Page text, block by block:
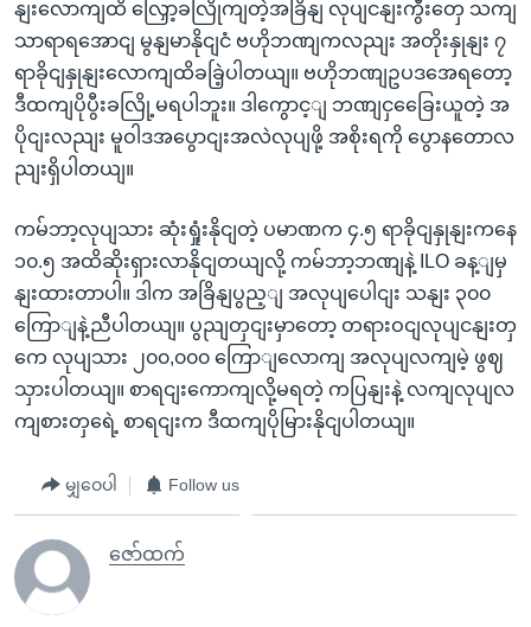
နျးလောကျထိ လြှော့ခလြိုကျတဲ့အခြိနျ လုပျငနျးကွီးတှေ သကျ
သာရာရအောငျ မွနျမာနိုငျငံ ဗဟိုဘဏျကလညျး အတိုးနှုနျး ၇
ရာခိုငျနှုနျးလောကျထိခခြဲ့ပါတယျ။ ဗဟိုဘဏျဥပဒအေရတော့
ဒီထကျပိုပွီးခလြို့မရပါဘူး။ ဒါကွောင့ျ ဘဏျငှခြေေးယူတဲ့ အ
ပိုငျးလညျး မူဝါဒအပွောငျးအလဲလုပျဖို့ အစိုးရကို ပွောနတောလ
ညျးရှိပါတယျ။
ကမ်ဘာ့လုပျသား ဆုံးရှုံးနိုငျတဲ့ ပမာဏက ၄.၅ ရာခိုငျနှုနျးကနေ
၁၀.၅ အထိဆိုးရှားလာနိုငျတယျလို့ ကမ်ဘာ့ဘဏျနဲ့ ILO ခန့ျမှ
နျးထားတာပါ။ ဒါက အခြိနျပွည့ျ အလုပျပေါငျး သနျး ၃၀၀
ကြောျနဲ့ညီပါတယျ။ ပွညျတှငျးမှာတော့ တရားဝငျလုပျငနျးတှ
ကေ လုပျသား ၂၀၀,၀၀၀ ကြောျလောကျ အလုပျလကျမဲ့ ဖွဈ
သှားပါတယျ။ စာရငျးကောကျလို့မရတဲ့ ကပြနျးနဲ့ လကျလုပျလ
ကျစားတှရေဲ့ စာရငျးက ဒီထကျပိုမြားနိုငျပါတယျ။
မျှဝေပါ Follow us
ဇော်ထက်